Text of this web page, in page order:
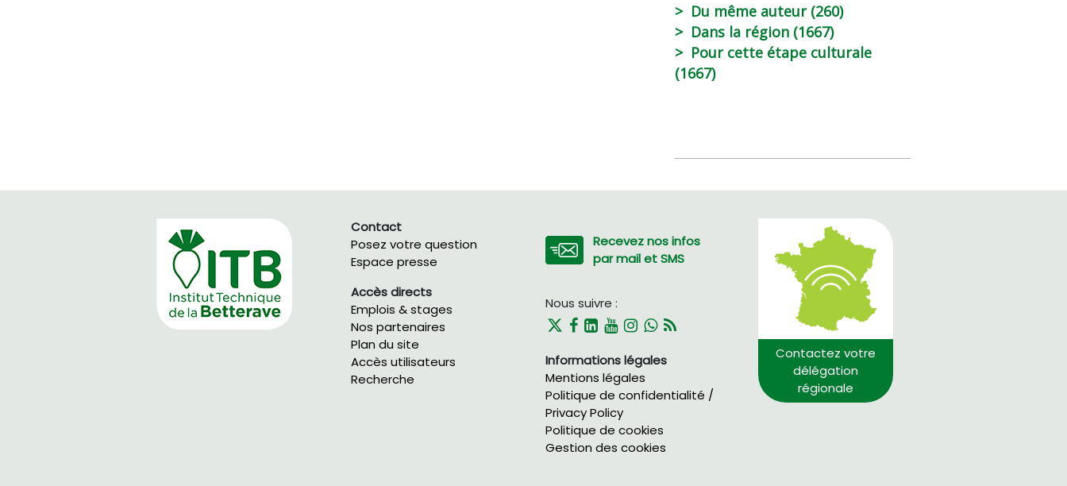
Du même auteur (260)
Dans la région (1667)
Pour cette étape culturale
(1667)
Contactez votre
délégation
régionale
Recevez nos infos
par mail et SMS
Nous suivre :
Informations légales
Mentions légales
Politique de confidentialité /
Privacy Policy
Politique de cookies
Gestion des cookies
Contact
Posez votre question
Espace presse
Accès directs
Emplois & stages
Nos partenaires
Plan du site
Accès utilisateurs
Recherche